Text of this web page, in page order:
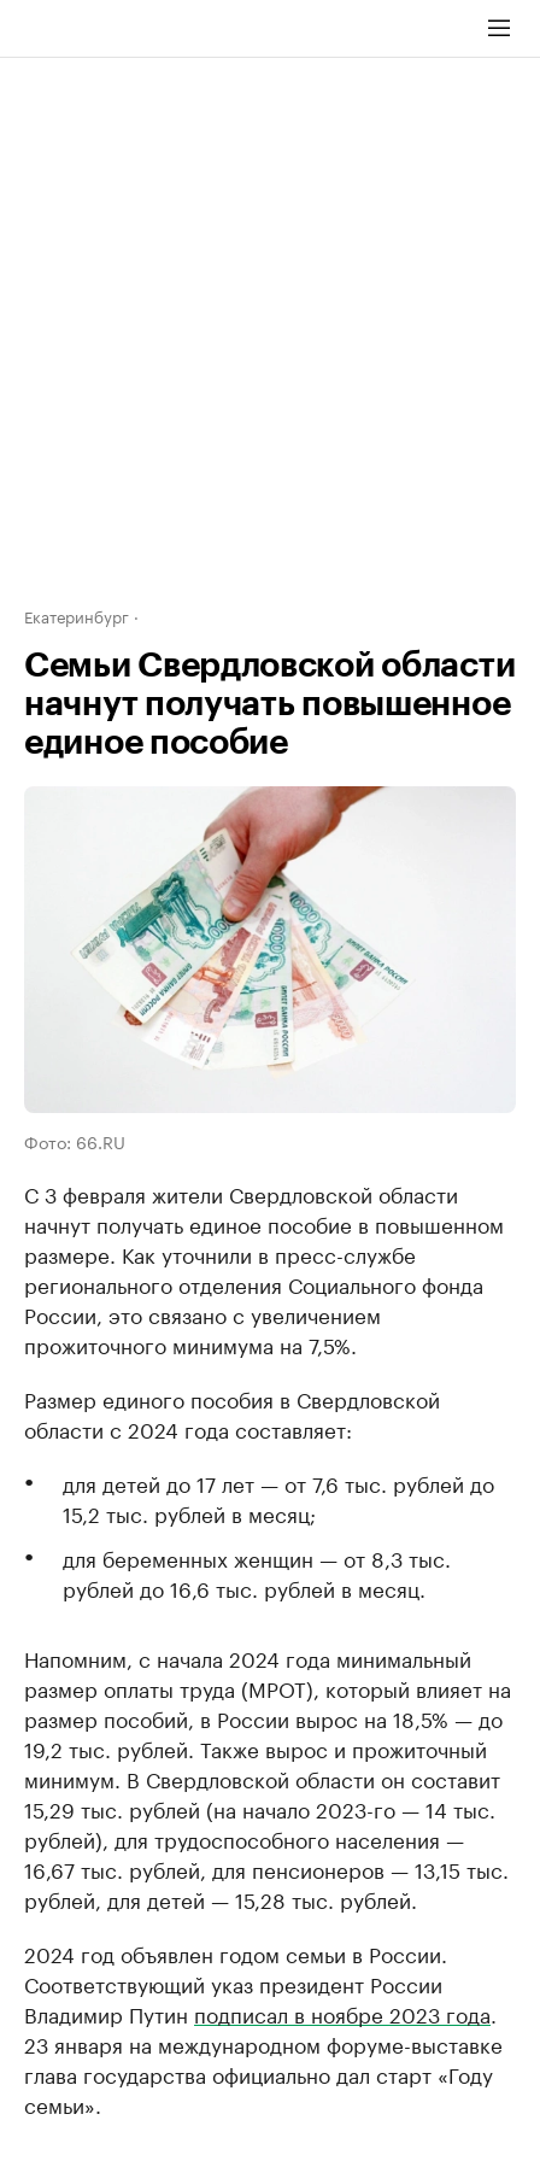
Екатеринбург
Семьи Свердловской области
начнут получать повышенное
единое пособие
Фото: 66.RU
С 3 февраля жители Свердловской области
начнут получать единое пособие в повышенном
размере. Как уточнили в пресс-службе
регионального отделения Социального фонда
России, это связано с увеличением
прожиточного минимума на 7,5%.
Размер единого пособия в Свердловской
области с 2024 года составляет:
для детей до 17 лет — от 7,6 тыс. рублей до
15,2 тыс. рублей в месяц;
для беременных женщин — от 8,3 тыс.
рублей до 16,6 тыс. рублей в месяц.
Напомним, с начала 2024 года минимальный
размер оплаты труда (МРОТ), который влияет на
размер пособий, в России вырос на 18,5% — до
19,2 тыс. рублей. Также вырос и прожиточный
минимум. В Свердловской области он составит
15,29 тыс. рублей (на начало 2023-го — 14 тыс.
рублей), для трудоспособного населения —
16,67 тыс. рублей, для пенсионеров — 13,15 тыс.
рублей, для детей — 15,28 тыс. рублей.
2024 год объявлен годом семьи в России.
Соответствующий указ президент России
Владимир Путин подписал в ноябре 2023 года.
23 января на международном форуме-выставке
глава государства официально дал старт «Году
семьи».